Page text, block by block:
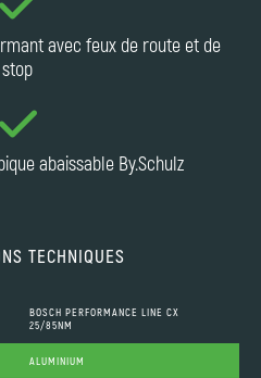
avec feux de route et de
stop
abaissable By.Schulz
TECHNIQUES
BOSCH PERFORMANCE LINE CX
25/85NM
ALUMINIUM